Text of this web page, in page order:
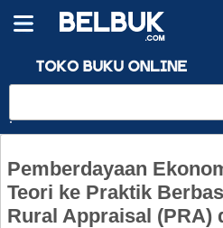
Pemberdayaan
Teori ke Praktik
Rural Appraisal (PRA)